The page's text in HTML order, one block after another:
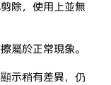
除，使用上並無
屬於正常現象。
示稍有差異，仍